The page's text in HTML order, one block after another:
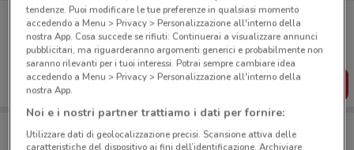
Porta DoveConviene sempre con te!
Puoi trovare le migliori offerte dei negozi vicino a te,
salvarle e creare la tua lista del risparmio, comodamente
dal tuo cellulare.
SCARICA L’APP
tendenze. Puoi modificare le tue preferenze in qualsiasi momento
accedendo a Menu > Privacy > Personalizzazione all'interno della
nostra App. Cosa succede se rifiuti: Continuerai a visualizzare annunci
pubblicitari, ma riguarderanno argomenti generici e probabilmente non
saranno rilevanti per i tuoi interessi. Potrai sempre cambiare idea
accedendo a Menu > Privacy > Personalizzazione all'interno della
nostra App.
Noi e i nostri partner trattiamo i dati per fornire:
Utilizzare dati di geolocalizzazione precisi. Scansione attiva delle
caratteristiche del dispositivo ai fini dell’identificazione. Archiviare